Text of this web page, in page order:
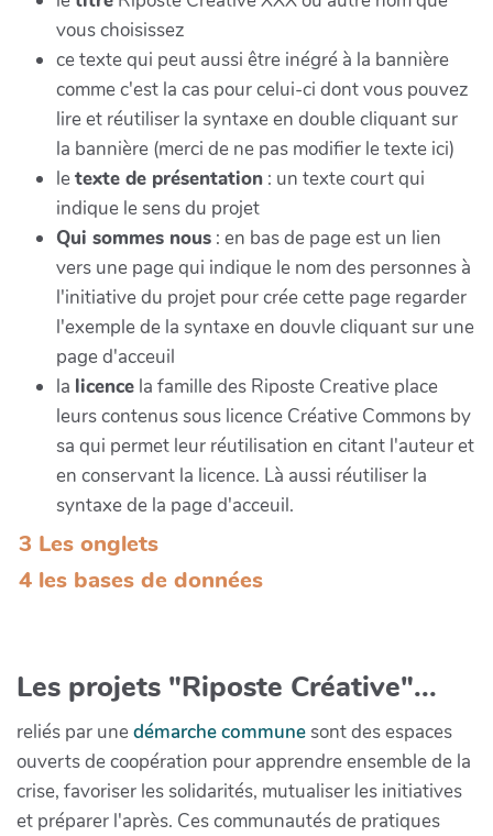
vous choisissez
ce texte qui peut aussi être inégré à la bannière
comme c'est la cas pour celui-ci dont vous pouvez
lire et réutiliser la syntaxe en double cliquant sur
la bannière (merci de ne pas modifier le texte ici)
letexte de présentation : un texte court qui
indique le sens du projet
Qui sommes nous : en bas de page est un lien
vers une page qui indique le nom des personnes à
l'initiative du projet pour crée cette page regarder
l'exemple de la syntaxe en douvle cliquant sur une
page d'acceuil
la licence la famille des Riposte Creative place
leurs contenus sous licence Créative Commons by
sa qui permet leur réutilisation en citant l'auteur et
en conservant la licence. Là aussi réutiliser la
syntaxe de la page d'acceuil.
3 Les onglets
4 les bases de données
Les projets "Riposte Créative"...
reliés par unedémarche communesont des espaces
ouverts de coopération pour apprendre ensemble de la
crise, favoriser les solidarités, mutualiser les initiatives
et préparer l'après. Ces communautés de pratiques